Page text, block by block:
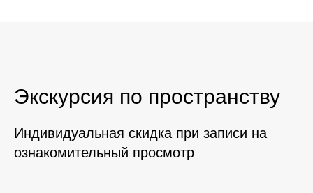
Экскурсия по пространству
Индивидуальная скидка при записи на
ознакомительный просмотр